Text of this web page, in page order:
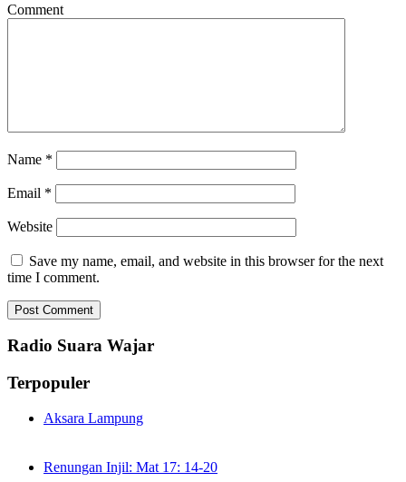
Comment
Name *
Email *
Website
Save my name, email, and website in this browser for the next
time I comment.
Radio Suara Wajar
Terpopuler
Aksara Lampung
Renungan Injil: Mat 17: 14-20